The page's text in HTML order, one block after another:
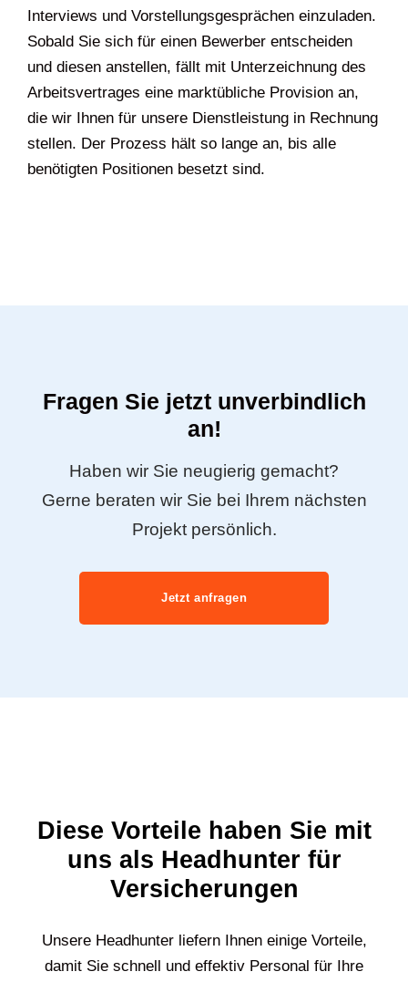
Interviews und Vorstellungsgesprächen einzuladen.
Sobald Sie sich für einen Bewerber entscheiden
und diesen anstellen, fällt mit Unterzeichnung des
Arbeitsvertrages eine marktübliche Provision an,
die wir Ihnen für unsere Dienstleistung in Rechnung
stellen. Der Prozess hält so lange an, bis alle
benötigten Positionen besetzt sind.
Fragen Sie jetzt unverbindlich
an!
Haben wir Sie neugierig gemacht?
Gerne beraten wir Sie bei Ihrem nächsten
Projekt persönlich.
Jetzt anfragen
Diese Vorteile haben Sie mit
uns als Headhunter für
Versicherungen
Unsere Headhunter liefern Ihnen einige Vorteile,
damit Sie schnell und effektiv Personal für Ihre